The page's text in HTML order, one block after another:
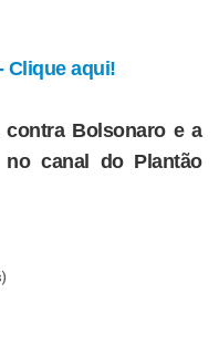
Clique aqui!
Bolsonaro e a
no canal do Plantão